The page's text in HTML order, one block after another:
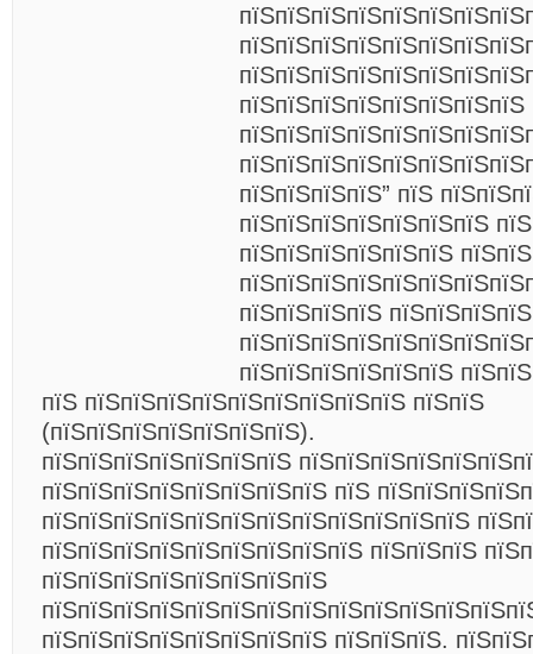
пїЅпїЅпїЅпїЅпїЅпїЅпїЅпїЅ
пїЅпїЅпїЅпїЅ” пїЅ
пїЅпїЅпїЅпїЅпїЅпїЅпїЅ
пїЅпїЅпїЅпїЅпїЅпїЅ
пїЅпїЅпїЅпїЅ
пїЅпїЅпїЅпїЅпїЅпїЅ
пїЅ пїЅпїЅпїЅпїЅпїЅпїЅпїЅпїЅпїЅ пїЅпїЅ
(пїЅпїЅпїЅпїЅпїЅпїЅпїЅ).
пїЅпїЅпїЅпїЅпїЅпїЅпїЅ
пїЅпїЅпїЅпїЅпїЅпїЅпїЅпїЅ пїЅ
пїЅпїЅпїЅпїЅпїЅпїЅпїЅпїЅпїЅпїЅпїЅпїЅ
пїЅпїЅпїЅпїЅпїЅпїЅпїЅпїЅпїЅ пїЅпїЅпїЅ
пїЅпїЅпїЅпїЅпїЅпїЅпїЅпїЅ
пїЅпїЅпїЅпїЅпїЅпїЅпїЅпїЅ пїЅпїЅпїЅ.